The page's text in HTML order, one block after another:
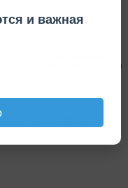
КОНСТРУКЦИОННЫЙ
и важная